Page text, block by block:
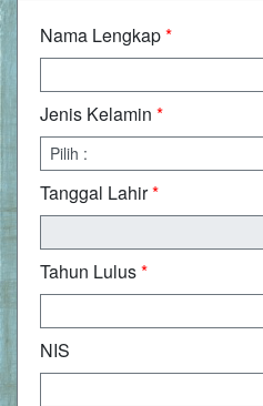
Nama Lengkap*
Jenis Kelamin *
Tanggal Lahir*
Tahun Lulus*
NIS